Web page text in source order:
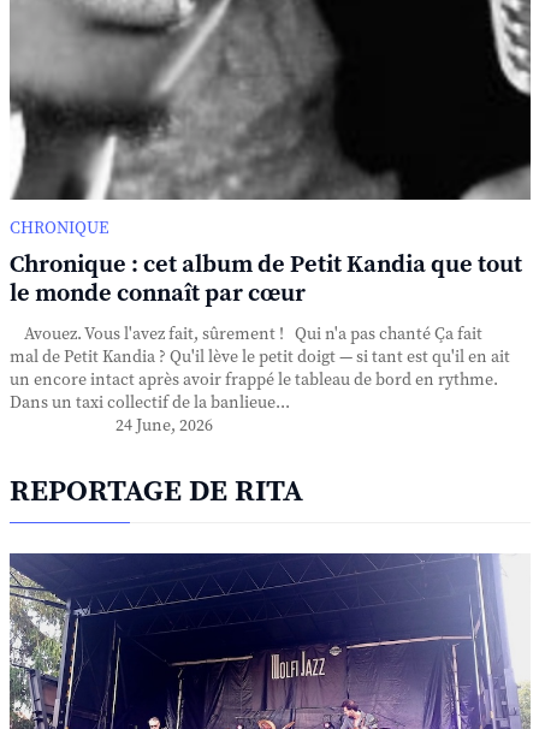
CHRONIQUE
Chronique : cet album de Petit Kandia que tout
le monde connaît par cœur
Avouez. Vous l'avez fait, sûrement ! Qui n'a pas chanté Ça fait
mal de Petit Kandia ? Qu'il lève le petit doigt — si tant est qu'il en ait
un encore intact après avoir frappé le tableau de bord en rythme.
Dans un taxi collectif de la banlieue...
24 June, 2026
REPORTAGE DE RITA